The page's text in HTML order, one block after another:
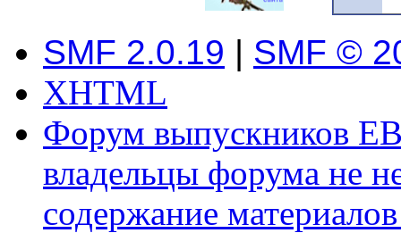
SMF 2.0.19 | SMF ©
XHTML
Форум выпускников
владельцы форума не
содержание